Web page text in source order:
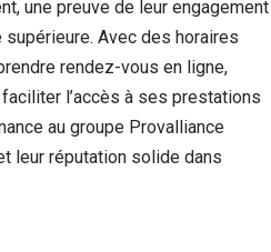
une preuve de leur engagement
Avec des horaires
rendez-vous en ligne,
l’accès à ses prestations
au groupe Provalliance
leur réputation solide dans